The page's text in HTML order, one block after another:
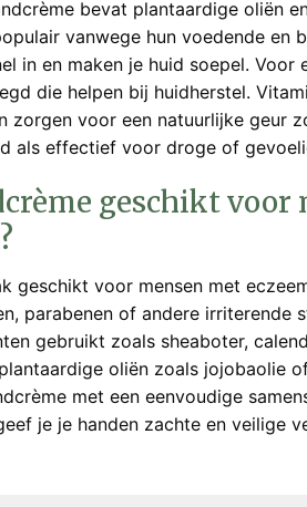
bevat plantaardige oliën
vanwege hun voedende en
in en maken je huid soepel.
die helpen bij huidherstel.
zorgen voor een natuurlijke geur
als effectief voor droge of
geschikt voor
geschikt voor mensen met
parabenen of andere irriterende
gebruikt zoals sheaboter,
oliën zoals jojobaolie
met een eenvoudige
je je handen zachte en veilige